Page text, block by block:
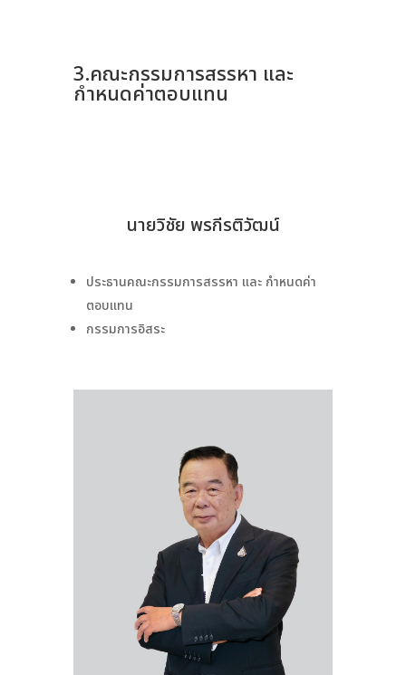
3.คณะกรรมการสรรหา และ
กำหนดค่าตอบแทน
นายวิชัย พรกีรติวัฒน์
ประธานคณะกรรมการสรรหา และ กำหนดค่า
ตอบแทน
กรรมการอิสระ